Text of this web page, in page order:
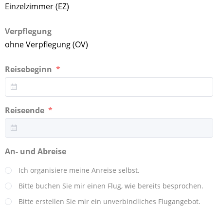
Einzelzimmer (EZ)
Verpflegung
ohne Verpflegung (OV)
Reisebeginn
Reiseende
An- und Abreise
Ich organisiere meine Anreise selbst.
Bitte buchen Sie mir einen Flug, wie bereits besprochen.
Bitte erstellen Sie mir ein unverbindliches Flugangebot.